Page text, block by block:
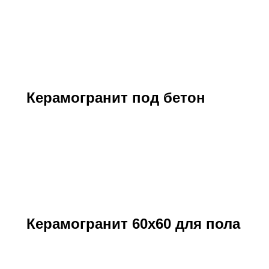
Керамогранит под бетон
Керамогранит 60х60 для пола